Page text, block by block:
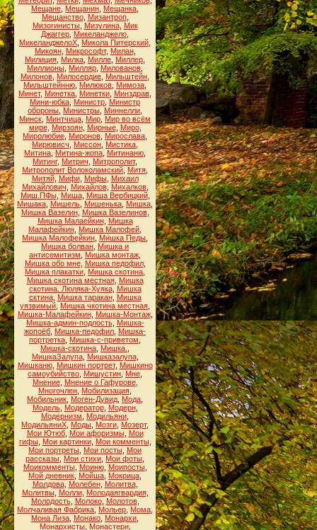
Мещане Мещанин Мещанка
Мещанство, Мизантроп,
Мизогинисты, Мизулина, Мик
Джаггер Микеланджело
МикеланджелоХ Микола Питерский
Микоян, Микрософт, Милан,
Милиция Милка Милле Миллер
Миллионы Милляр Милованов
Милонов Милосердие Мильштейн
Мильштейнню Милюков Мимоза
Минет, Минетка Минетки Минздрав
Мини-юбка Министр Министр
обороны Министры Миннелли
Минск Минтчица Мир Мир во всём
мире, Мирзоян, Мирные, Миро,
Миролюбие Миронов Мирослава
Мирювисч
Миссон Мистика
Митина Митина-жопа Митинаню
Митинг, Митрич Митрополит,
Митрополит Волоколамский Митя
Митяй, Мифи, Мифы, Михаил
Михайлович
Михайлов, Михалков,
Миш.ПФы, Миша, Миша Вербицкий,
Мишака Мишель Мишенька Мишка
Мишка Вазелин, Мишка Вазелинов,
Мишка Малаейкин, Мишка
Малафейкин Мишка Малофей
Мишка Малофейкин Мишка Педы
Мишка болван Мишка и
антисемитизм
Мишка монтаж
Мишка обо мне, Мишка педофил,
Мишка плакатки Мишка скотина
Мишка скотина местная, Мишка
скотина. Люляка-Хуяка, Мишка
сктина, Мишка таракан, Мишка
уязвимый Мишка чкотина местная
Мишка-Малафейкин, Мишка-Монтаж,
Мишка-админ-подлость, Мишка-
жопоёб Мишка-педофил Мишка-
портретка Мишка-с-приветом
Мишка-скотина Мишка.
МишкаЗалупа, Мишказалупа,
Мишканю, Мишкин портрет, Мишкино
самоубийство Мишустин Мне
Мнение, Мнение о Гафурове,
Многочлен Мобилизация
Мобильник Моген-Дувид Мода
Модель, Модератор, Модерн,
Модернизм
Модильяни
МодильяниХ Моды Мозги Мозерт,
Мои Ютюб, Мои афоризмы, Мои
гифы, Мои картинки, Мои комменты,
Мои портреты Мои посты Мои
рассказы Мои стихи Мои фоты
Моикомменты, Моиню, Моипосты,
Мой дневник Мойша Мокрица
Молдова, Молебен, Молитва,
Молитвы, Молли, Молодаягвардия,
Молодость, Молоко, Молотов,
Молчаливая Фабрика Мольер Мома
Мона Лиза Монако Монархи
Монархисты, Монастери,